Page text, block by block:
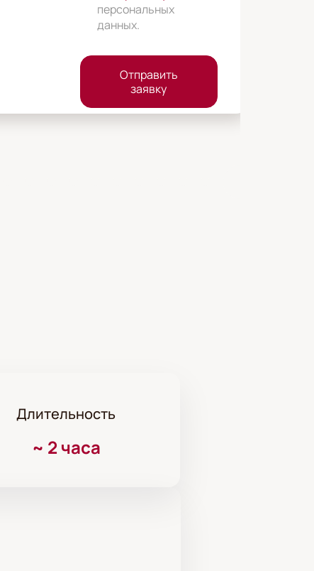
персональных
данных.
Отправить
заявку
Длительность
~ 2 часа